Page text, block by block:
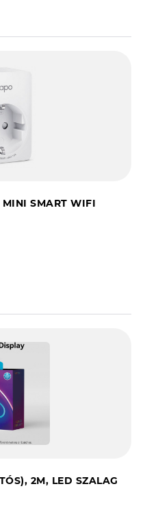
MINI SMART WIFI
2M, LED SZALAG